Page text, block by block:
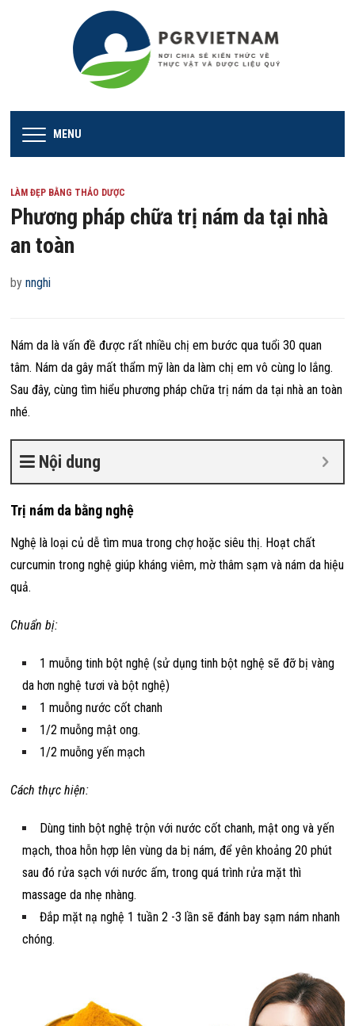
MENU
LÀM ĐẸP BẰNG THẢO DƯỢC
Phương pháp chữa trị nám da tại nhà
an toàn
bynnghi
Nám da là vấn đề được rất nhiều chị em bước qua tuổi 30 quan
tâm. Nám da gây mất thẩm mỹ làn da làm chị em vô cùng lo lắng.
Sau đây, cùng tìm hiểu phương pháp chữa trị nám da tại nhà an toàn
nhé.
Nội dung
Trị nám da bằng nghệ
Nghệ là loại củ dễ tìm mua trong chợ hoặc siêu thị. Hoạt chất
curcumin trong nghệ giúp kháng viêm, mờ thâm sạm và nám da hiệu
quả.
Chuẩn bị:
1 muỗng tinh bột nghệ (sử dụng tinh bột nghệ sẽ đỡ bị vàng
da hơn nghệ tươi và bột nghệ)
1 muỗng nước cốt chanh
1/2 muỗng mật ong.
1/2 muỗng yến mạch
Cách thực hiện:
Dùng tinh bột nghệ trộn với nước cốt chanh, mật ong và yến
mạch, thoa hỗn hợp lên vùng da bị nám, để yên khoảng 20 phút
sau đó rửa sạch với nước ấm, trong quá trình rửa mặt thì
massage da nhẹ nhàng.
Đắp mặt nạ nghệ 1 tuần 2 -3 lần sẽ đánh bay sạm nám nhanh
chóng.